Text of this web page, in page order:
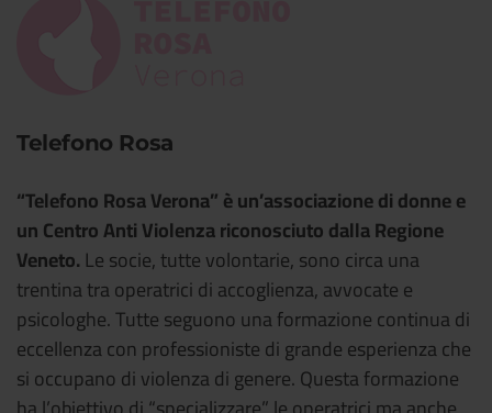
Telefono Rosa
“Telefono Rosa Verona” è un’associazione di donne e
un Centro Anti Violenza riconosciuto dalla Regione
Veneto. Le socie, tutte volontarie, sono circa una
trentina tra operatrici di accoglienza, avvocate e
psicologhe. Tutte seguono una formazione continua di
eccellenza con professioniste di grande esperienza che
si occupano di violenza di genere. Questa formazione